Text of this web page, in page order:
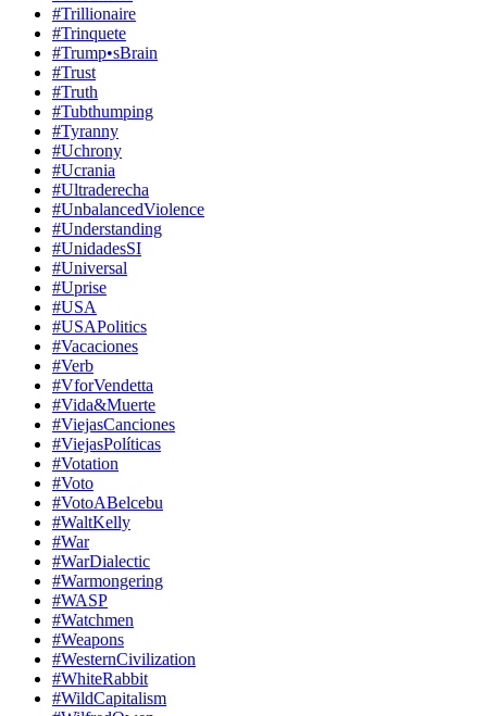
#Trillionaire
#Trinquete
#Trump•sBrain
#Trust
#Truth
#Tubthumping
#Tyranny
#Uchrony
#Ucrania
#Ultraderecha
#UnbalancedViolence
#Understanding
#UnidadesSI
#Universal
#Uprise
#USA
#USAPolitics
#Vacaciones
#Verb
#VforVendetta
#Vida&Muerte
#ViejasCanciones
#ViejasPolíticas
#Votation
#Voto
#VotoABelcebu
#WaltKelly
#War
#WarDialectic
#Warmongering
#WASP
#Watchmen
#Weapons
#WesternCivilization
#WhiteRabbit
#WildCapitalism